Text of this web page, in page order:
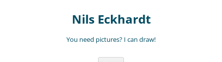
Nils Eckhardt
You need pictures? I can draw!